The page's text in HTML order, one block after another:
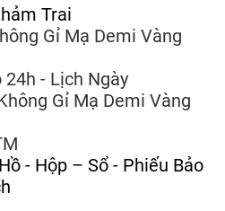
Trai
Gỉ Mạ Demi Vàng
- Lịch Ngày
Gỉ Mạ Demi Vàng
- Hộp – Sổ - Phiếu Bảo